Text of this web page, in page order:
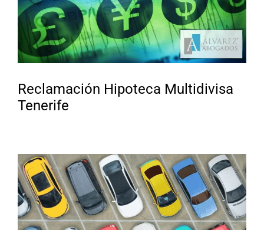
Reclamación Hipoteca Multidivisa
Tenerife